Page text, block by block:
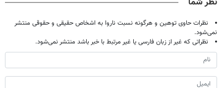
تومان!!!
نظرات حاوی توهین و هرگونه نسبت ناروا به اشخاص حقیقی و حقوقی منتشر
نمی‌شود.
نظراتی که غیر از زبان فارسی یا غیر مرتبط با خبر باشد منتشر نمی‌شود.